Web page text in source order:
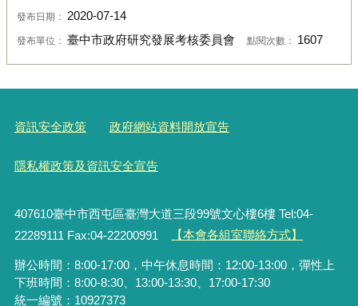
發布日期： 2020-07-14
發布單位： 臺中市政府研究發展考核委員會 點閱次數： 1607
資訊安全政策 政府網站資料開放宣告
隱私權政策及資訊安全宣告
407610臺中市西屯區臺灣大道三段99號文心樓6樓 Tel:04-
22289111 Fax:04-22200991
【本會各組室聯絡方式】
辦公時間：8:00-17:00，中午休息時間：12:00-13:00，彈性上
下班時間：8:00-8:30、13:00-13:30、17:00-17:30
統一編號：10927373